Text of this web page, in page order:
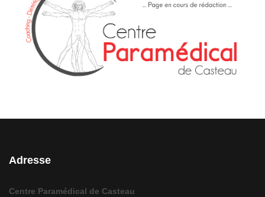
Adresse
Centre Paramédical de Casteau